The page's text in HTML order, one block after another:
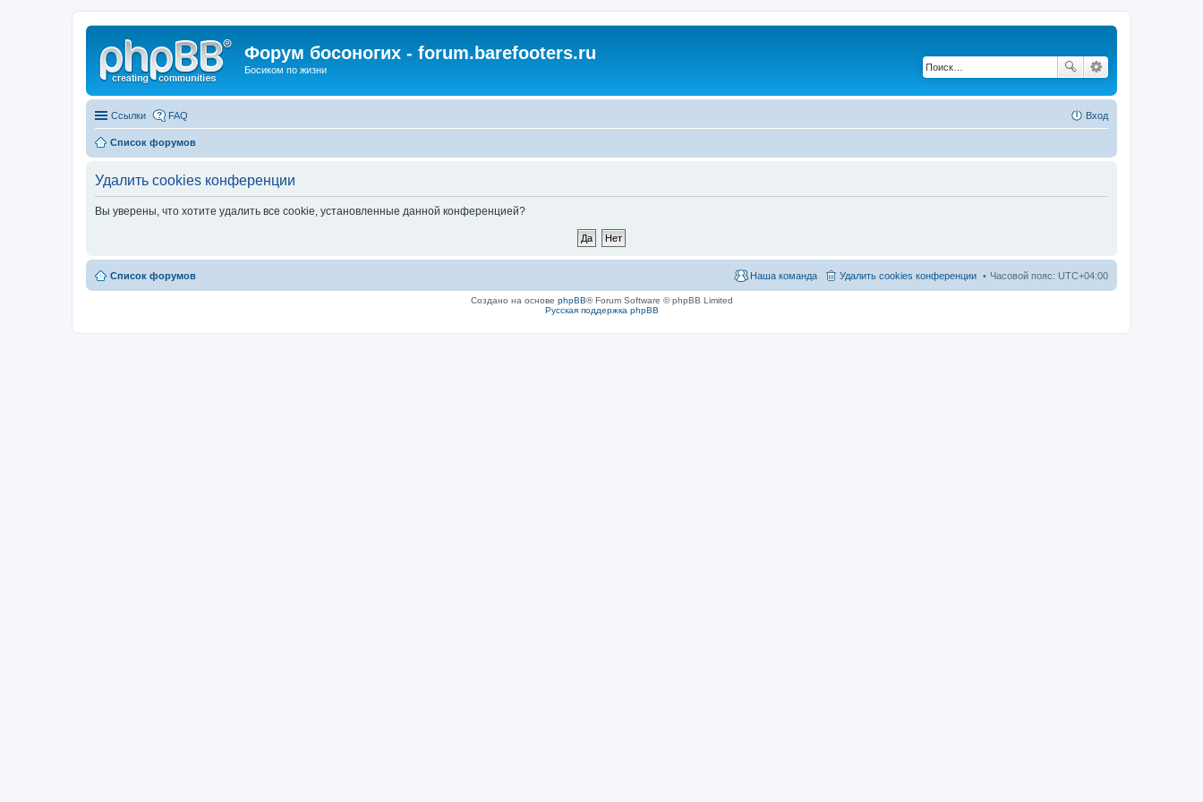
Форум босоногих - forum.barefooters.ru
Босиком по жизни
Ссылки FAQ Вход
Список форумов
Удалить cookies конференции
Вы уверены, что хотите удалить все cookie, установленные данной конференцией?
Список форумов Часовой пояс: UTC+04:00
Удалить cookies конференции
Наша команда
Создано на основе phpBB® Forum Software © phpBB Limited
Русская поддержка phpBB